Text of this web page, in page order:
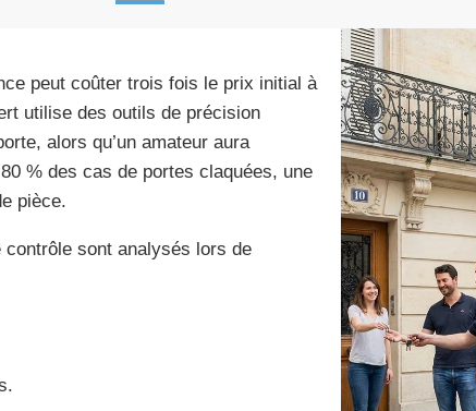
peut coûter trois fois le prix initial à
utilise des outils de précision
alors qu’un amateur aura
% des cas de portes claquées, une
pièce.
sont analysés lors de